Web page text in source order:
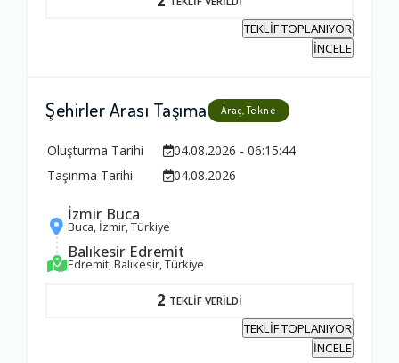
TEKLİF TOPLANIYOR
İNCELE
Şehirler Arası Taşıma Araç, Tekne
Oluşturma Tarihi
04.08.2026 - 06:15:44
Taşınma Tarihi
04.08.2026
İzmir Buca
Buca, İzmir, Türkiye
Balıkesir Edremit
Edremit, Balıkesir, Türkiye
2 TEKLİF VERİLDİ
TEKLİF TOPLANIYOR
İNCELE